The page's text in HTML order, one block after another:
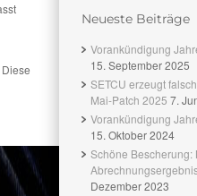
Neueste Beiträge
Vorankündigung
15. September 2025
SETCU erzeugt
Mai-Patch 2025 7.
Vorankündigung
15. Oktober 2024
Schöne Bescherung:
Dezember 2023